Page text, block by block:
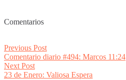
Comentarios
Post
navigation
Previous PostPrevious
post:
Comentario diario #494: Marcos 11:24
Next PostNext
post:
23 de Enero: Valiosa Espera